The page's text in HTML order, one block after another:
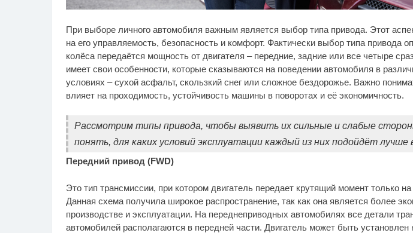
При выборе личного автомобиля важным является выбор типа привода. Этот
на его управляемость, безопасность и комфорт. Фактически выбор типа привода
колёса передаётся мощность от двигателя – передние, задние или все четыре
имеет свои особенности, которые сказываются на поведении автомобиля в
условиях – сухой асфальт, скользкий снег или сложное бездорожье. Важно
влияет на проходимость, устойчивость машины в поворотах и её экономичность.
Рассмотрим типы привода, чтобы выявить их сильные и слабые
понять, для каких условий эксплуатации каждый из них подойдёт лучше
Передний привод (FWD)
Это тип трансмиссии, при котором двигатель передает крутящий момент только
Данная схема получила широкое распространение, так как она является более
производстве и эксплуатации. На переднеприводных автомобилях все детали
автомобилей располагаются в передней части. Двигатель может быть
секунд, а смеяться вы
будете долго
пляже Крыма: Что люди
вытворяют, когда их не
чем